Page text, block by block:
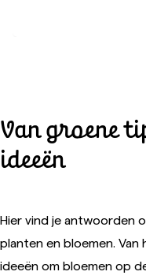
Van groene
ideeën
Hier vind je antwoorden
planten en bloemen.
ideeën om bloemen op